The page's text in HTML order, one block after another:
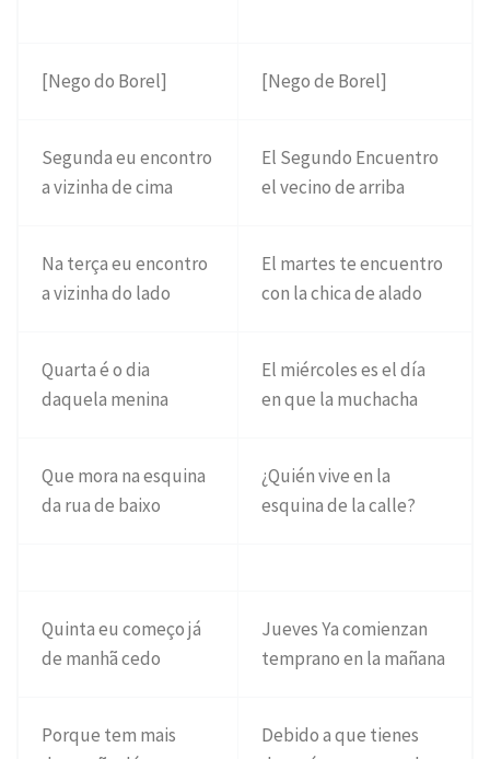
[Nego do Borel] [Nego de Borel]
Segunda eu encontro
a vizinha de cima
El Segundo Encuentro
el vecino de arriba
Na terça eu encontro
a vizinha do lado
El martes te encuentro
con la chica de alado
Quarta é o dia
daquela menina
El miércoles es el día
en que la muchacha
Que mora na esquina
da rua de baixo
¿Quién vive en la
esquina de la calle?
Quinta eu começo já
de manhã cedo
Jueves Ya comienzan
temprano en la mañana
Porque tem mais
Debido a que tienes